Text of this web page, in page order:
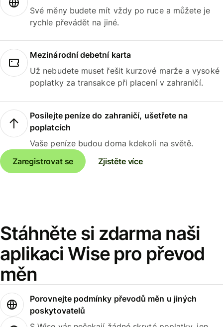
Své měny budete mít vždy po ruce a můžete je
rychle převádět na jiné.
Mezinárodní debetní karta
Už nebudete muset řešit kurzové marže a vysoké
poplatky za transakce při placení v zahraničí.
Posílejte peníze do zahraničí, ušetřete na
poplatcích
Vaše peníze budou doma kdekoli na světě.
Zaregistrovat se
Zjistěte více
Stáhněte si zdarma naši
aplikaci Wise pro převod
měn
Porovnejte podmínky převodů měn u jiných
poskytovatelů